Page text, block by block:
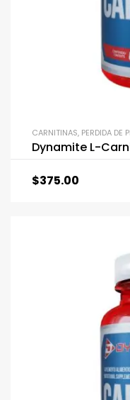
CARNITINAS, PERDIDA DE
Dynamite L-
$375.00